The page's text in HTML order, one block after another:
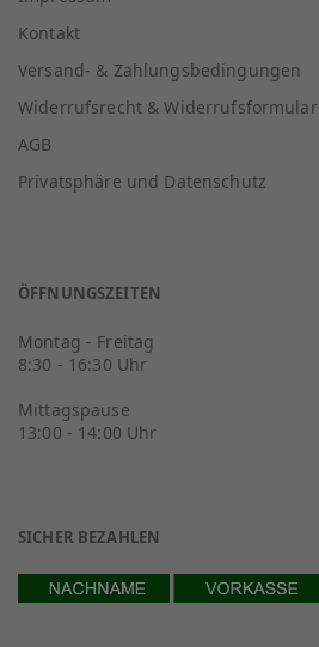
Kontakt
Versand- & Zahlungsbedingungen
Widerrufsrecht & Widerrufsformular
AGB
Privatsphäre und Datenschutz
ÖFFNUNGSZEITEN
Montag - Freitag
8:30 - 16:30 Uhr
Mittagspause
13:00 - 14:00 Uhr
SICHER BEZAHLEN